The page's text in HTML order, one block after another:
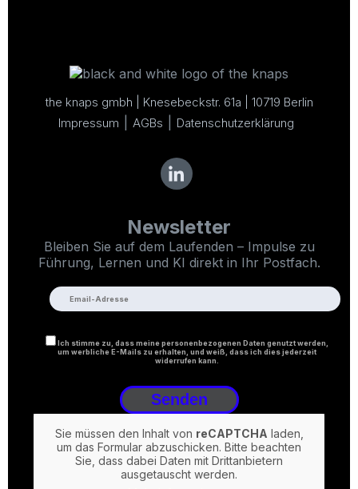
the knaps gmbh | Knesebeckstr. 61a | 10719 Berlin
Impressum
AGBs Datenschutzerklärung
Newsletter
Bleiben Sie auf dem Laufenden – Impulse zu
Führung, Lernen und KI direkt in Ihr Postfach.
Ich stimme zu, dass meine personenbezogenen Daten genutzt werden,
um werbliche E-Mails zu erhalten, und weiß, dass ich dies jederzeit
widerrufen kann.
Sie müssen den Inhalt von reCAPTCHA laden,
um das Formular abzuschicken. Bitte beachten
Sie, dass dabei Daten mit Drittanbietern
ausgetauscht werden.